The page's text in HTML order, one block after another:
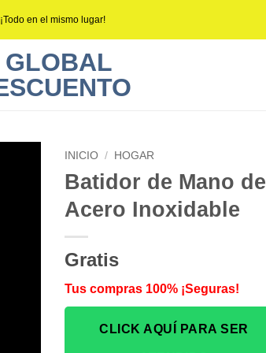
¡Todo en el mismo lugar!
INICIO / HOGAR
Batidor de Mano de
Acero Inoxidable
Gratis
Tus compras 100% ¡Seguras!
CLICK AQUÍ PARA SER